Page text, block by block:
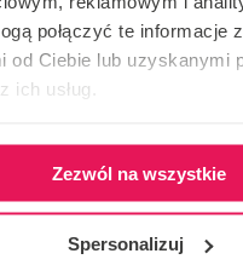
połączyć te informacje
od Ciebie lub uzyskanymi
ich usług.
Zezwól na wszystkie
Spersonalizuj
L'ÉVÉNEMENT